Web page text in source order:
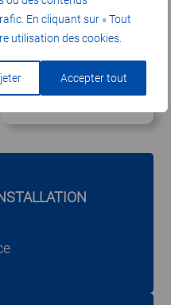
En cliquant sur « Tout
utilisation des cookies.
Accepter tout
VISCOM FRAISEUSE
5 AXES